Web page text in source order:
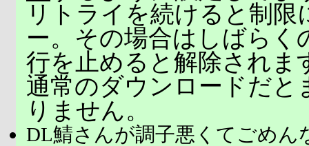
リトライを続けると制限
ー。その場合はしばらく
行を止めると解除されま
通常のダウンロードだと
りません。
DL鯖さんが調子悪くてごめん